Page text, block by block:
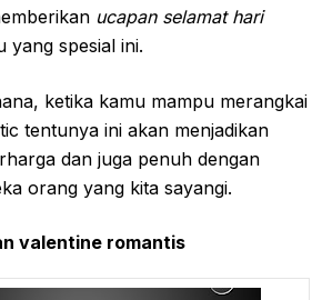
ucapan selamat hari
yang spesial ini.
ketika kamu mampu merangkai
tentunya ini akan menjadikan
dan juga penuh dengan
orang yang kita sayangi.
valentine romantis